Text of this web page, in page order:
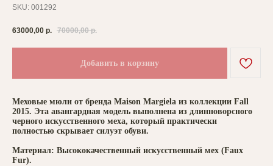
SKU: 001292
63000,00 р. 70000,00 р.
Добавить в корзину
Меховые мюли от бренда Maison Margiela из коллекции Fall
2015. Эта авангардная модель выполнена из длинноворсного
черного искусственного меха, который практически
полностью скрывает силуэт обуви.
Материал: Высококачественный искусственный мех (Faux
Fur).